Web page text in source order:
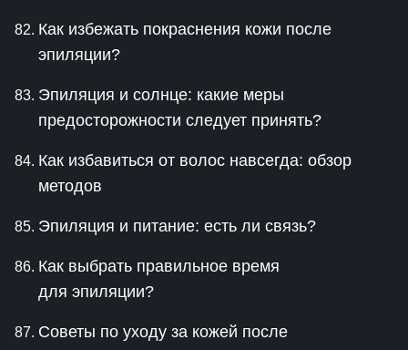
Как избежать покраснения кожи после
эпиляции?
Эпиляция и солнце: какие меры
предосторожности следует принять?
Как избавиться от волос навсегда: обзор
методов
Эпиляция и питание: есть ли связь?
Как выбрать правильное время
для эпиляции?
Советы по уходу за кожей после